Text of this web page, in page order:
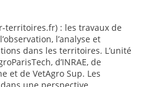
territoires.fr) : les travaux de
l’analyse et
dans les territoires. L’unité
d’INRAE, de
et de VetAgro Sup. Les